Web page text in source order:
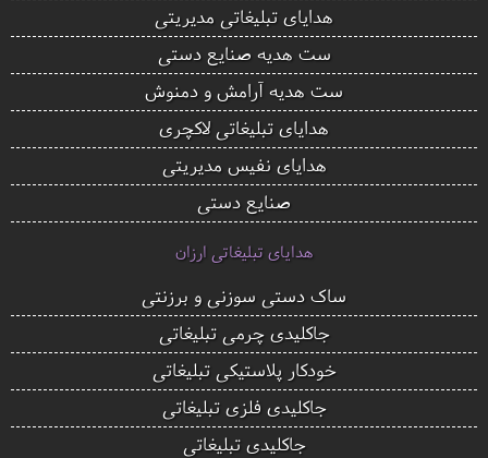
هدایای تبلیغاتی مدیریتی
ست هدیه صنایع دستی
ست هدیه آرامش و دمنوش
هدایای تبلیغاتی لاکچری
هدایای نفیس مدیریتی
صنایع دستی
هدایای تبلیغاتی ارزان
ساک دستی سوزنی و برزنتی
جاکلیدی چرمی تبلیغاتی
خودکار پلاستیکی تبلیغاتی
جاکلیدی فلزی تبلیغاتی
جاکلیدی تبلیغاتی